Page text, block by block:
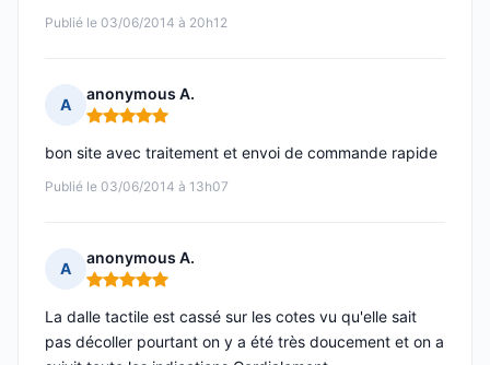
Publié le 03/06/2014 à 20h12
A
anonymous A.
Note : 5 sur 5
Publié le 03/06/2014 à 13h07
bon site avec traitement et envoi de commande rapide
A
anonymous A.
Note : 5 sur 5
La dalle tactile est cassé sur les cotes vu qu'elle sait
pas décoller pourtant on y a été très doucement et on a